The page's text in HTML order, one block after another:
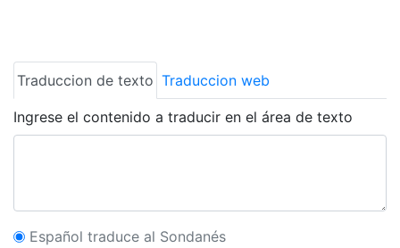
Traduccion de texto Traduccion web
Ingrese el contenido a traducir en el área de texto
Español traduce al Sondanés